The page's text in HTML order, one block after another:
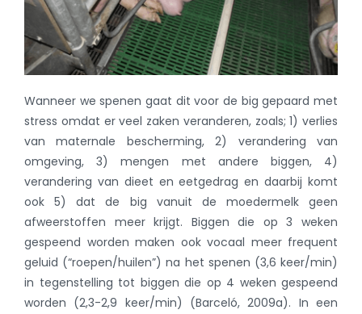
Wanneer we spenen gaat dit voor de big gepaard met
stress omdat er veel zaken veranderen, zoals; 1) verlies
van maternale bescherming, 2) verandering van
omgeving, 3) mengen met andere biggen, 4)
verandering van dieet en eetgedrag en daarbij komt
ook 5) dat de big vanuit de moedermelk geen
afweerstoffen meer krijgt. Biggen die op 3 weken
gespeend worden maken ook vocaal meer frequent
geluid (“roepen/huilen”) na het spenen (3,6 keer/min)
in tegenstelling tot biggen die op 4 weken gespeend
worden (2,3-2,9 keer/min) (Barceló, 2009a). In een